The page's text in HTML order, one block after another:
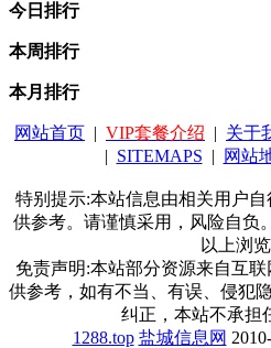
今日排行
本周排行
本月排行
网站首页 | VIP套餐介绍 | 关于
| SITEMAPS | 网站
特别提示:本站信息由相关用户
供参考。请谨慎采用，风险自负
以上浏
免责声明:本站部分资源来自互
供参考，如有不当、有误、侵犯
纠正，本站不承担
1288.top 盐城信息网